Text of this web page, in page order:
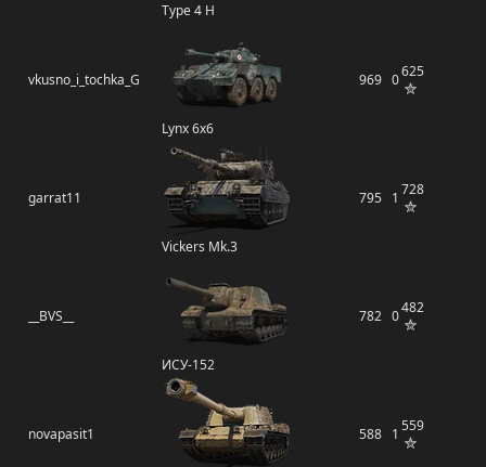
Type 4 H
vkusno_i_tochka_G
Lynx 6x6
969 0625
garrat11
Vickers Mk.3
795 1 728
__BVS__
ИСУ-152
782 0482
novapasit1 588 1 559